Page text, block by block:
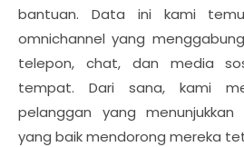
bantuan. Data ini kami
omnichannel yang
telepon, chat, dan media
tempat. Dari sana, kami
pelanggan yang
yang baik mendorong mereka